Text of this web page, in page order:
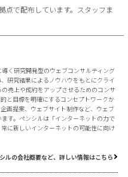
点で配布しています。スタッフま
く研究開発型のウェブコンサルティング
研究結果によるノウハウをもとにクライ
売上や成約をアップさせるためのコンサ
と目標を明確にするコンセプトワークか
画提案、ウェブサイト制作など、ウェブ
す。ペンシルは「インターネットの力で
に新しいインターネットの可能性に向け
ルの会社概要など、詳しい情報はこちら